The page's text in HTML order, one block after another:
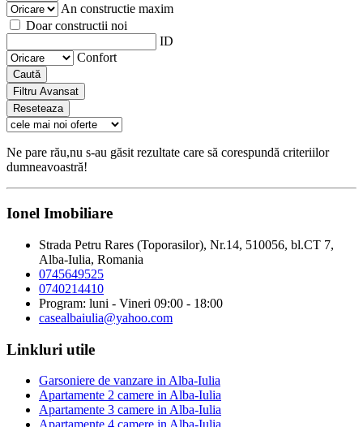
An constructie maxim
Doar constructii noi
ID
Confort
Caută
Filtru Avansat
Reseteaza
Ne pare rău,nu s-au găsit rezultate care să corespundă criteriilor
dumneavoastră!
Ionel Imobiliare
Strada Petru Rares (Toporasilor), Nr.14, 510056, bl.CT 7,
Alba-Iulia, Romania
0745649525
0740214410
Program: luni - Vineri 09:00 - 18:00
casealbaiulia@yahoo.com
Linkluri utile
Garsoniere de vanzare in Alba-Iulia
Apartamente 2 camere in Alba-Iulia
Apartamente 3 camere in Alba-Iulia